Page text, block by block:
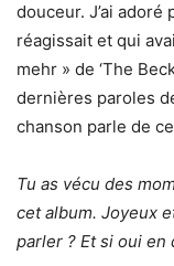
douceur. J’ai
réagissait et qui
mehr » de ‘The
dernières paroles
chanson parle de
Tu as vécu des
cet album. Joyeux
parler ? Et si oui en